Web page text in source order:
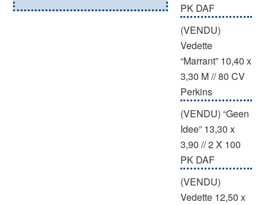
PK DAF
(VENDU)
Vedette
“Marrant” 10,40 x
3,30 M // 80 CV
Perkins
(VENDU) “Geen
Idee” 13,30 x
3,90 // 2 X 100
PK DAF
(VENDU)
Vedette 12,50 x